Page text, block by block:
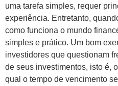
uma tarefa simples, requer
experiência. Entretanto,
como funciona o mundo
simples e prático. Um bom
investidores que questionam
de seus investimentos, isto é,
qual o tempo de vencimento